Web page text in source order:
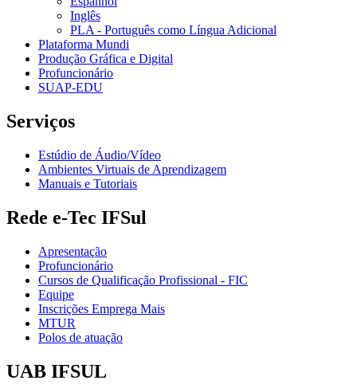
Inglês
PLA - Português como Língua Adicional
Plataforma Mundi
Produção Gráfica e Digital
Profuncionário
SUAP-EDU
Serviços
Estúdio de Áudio/Vídeo
Ambientes Virtuais de Aprendizagem
Manuais e Tutoriais
Rede e-Tec IFSul
Apresentação
Profuncionário
Cursos de Qualificação Profissional - FIC
Equipe
Inscrições Emprega Mais
MTUR
Polos de atuação
UAB IFSUL